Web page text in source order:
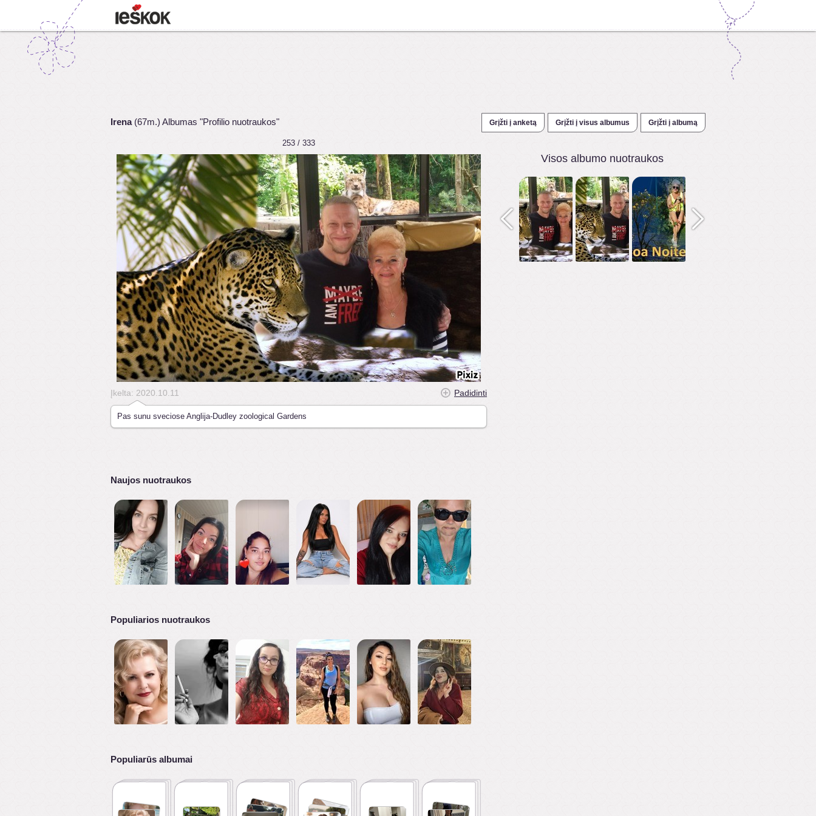
Irena(67m.) Albumas "Profilio nuotraukos" Grįžti į anketą Grįžti į visus albumus Grįžti į albumą
253 / 333
Įkelta: 2020.10.11 Padidinti
Pas sunu sveciose Anglija-Dudley zoological Gardens
Naujos nuotraukos
Populiarios nuotraukos
Populiarūs albumai
Visos albumo nuotraukos